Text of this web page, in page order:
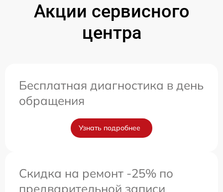
Акции сервисного
центра
Бесплатная диагностика в день
обращения
Узнать подробнее
Скидка на ремонт -25% по
предварительной записи